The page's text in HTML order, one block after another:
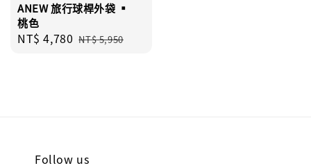
ANEW 旅行球桿外袋 ▪︎
桃色
Sale
NT$ 4,780 Regular
NT$ 5,950
Follow us